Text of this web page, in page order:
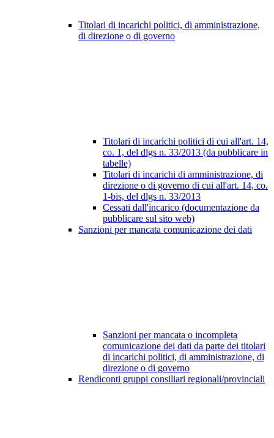
Titolari di incarichi politici, di amministrazione,
di direzione o di governo
Titolari di incarichi politici di cui all'art. 14,
co. 1, del dlgs n. 33/2013 (da pubblicare in
tabelle)
Titolari di incarichi di amministrazione, di
direzione o di governo di cui all'art. 14, co.
1-bis, del dlgs n. 33/2013
Cessati dall'incarico (documentazione da
pubblicare sul sito web)
Sanzioni per mancata comunicazione dei dati
Sanzioni per mancata o incompleta
comunicazione dei dati da parte dei titolari
di incarichi politici, di amministrazione, di
direzione o di governo
Rendiconti gruppi consiliari regionali/provinciali